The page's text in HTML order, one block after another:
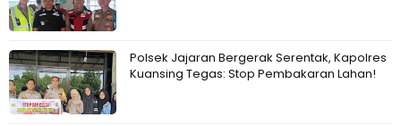
Polsek Jajaran Bergerak Serentak, Kapolres
Kuansing Tegas: Stop Pembakaran Lahan!